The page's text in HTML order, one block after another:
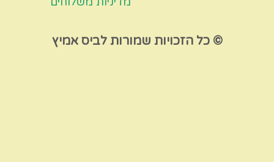
© כל הזכויות שמורות לביס אמיץ